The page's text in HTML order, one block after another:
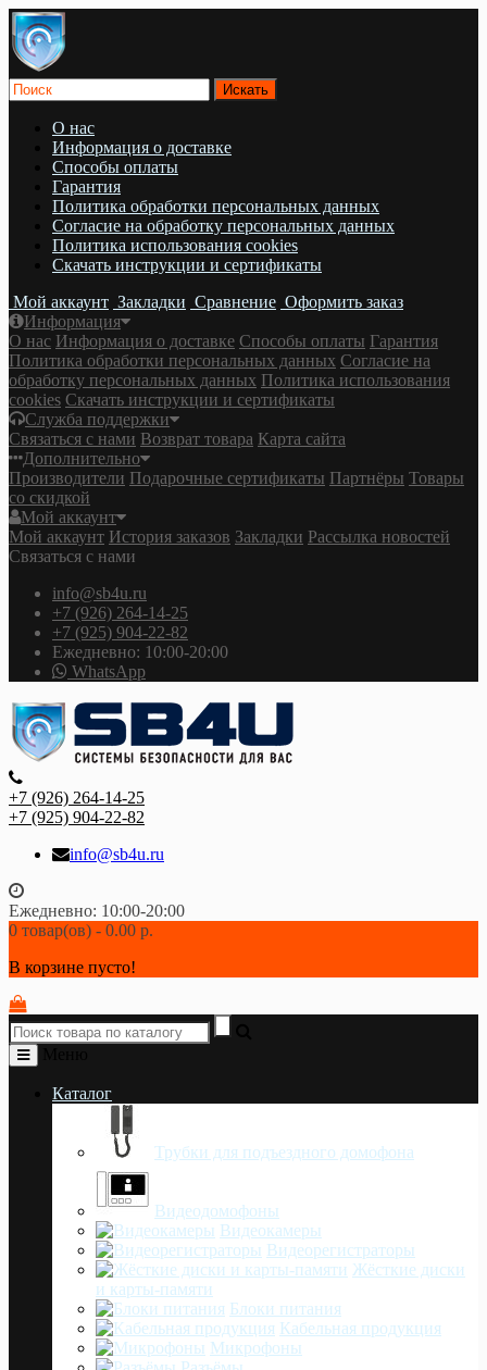
О нас
Информация о доставке
Cпособы оплаты
Гарантия
Политика обработки персональных данных
Согласие на обработку персональных данных
Политика использования cookies
Скачать инструкции и сертификаты
Мой аккаунт Закладки Сравнение Оформить заказ
Информация
О нас Информация о доставке Cпособы оплаты Гарантия
Политика обработки персональных данных Согласие на
обработку персональных данных Политика использования
cookies Скачать инструкции и сертификаты
Служба поддержки
Связаться с нами Возврат товара Карта сайта
Дополнительно
Производители Подарочные сертификаты Партнёры Товары
со скидкой
Мой аккаунт
Мой аккаунт История заказов Закладки Рассылка новостей
Связаться с нами
info@sb4u.ru
+7 (926) 264-14-25
+7 (925) 904-22-82
Ежедневно: 10:00-20:00
WhatsApp
+7 (926) 264-14-25
+7 (925) 904-22-82
info@sb4u.ru
Ежедневно: 10:00-20:00
0 товар(ов) - 0.00 р.
В корзине пусто!
Каталог
Трубки для подъездного домофона
Видеодомофоны
Видеокамеры
Видеорегистраторы
Жёсткие диски
и карты-памяти
Блоки питания
Кабельная продукция
Микрофоны